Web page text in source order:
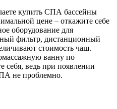
купить СПА бассейны
цене – откажите себе
оборудование для
фильтр, дистанционный
стоимость чаш.
ванну по
себя, ведь при появлении
не проблемно.